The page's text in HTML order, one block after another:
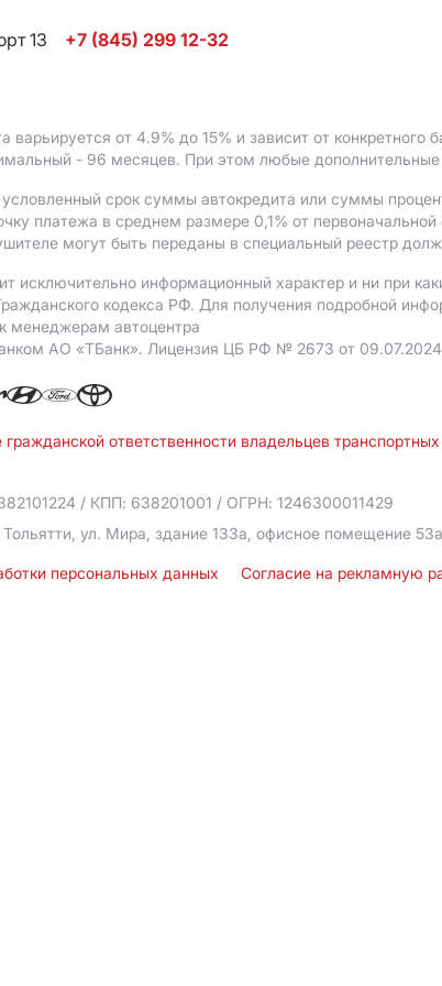
13
+7 (845) 299 12-32
варьируется от 4.9% до 15% и зависит от
- 96 месяцев. При этом любые
срок суммы автокредита или суммы
платежа в среднем размере 0,1% от
могут быть переданы в специальный реестр
исключительно информационный характер и ни при
кодекса РФ. Для получения подробной
менеджерам автоцентра
АO «ТБанк». Лицензия ЦБ РФ № 2673 от
гражданской ответственности владельцев
/ КПП: 638201001 / ОГРН: 1246300011429
ул. Мира, здание 133а, офисное помещение 53а
персональных данных Согласие на рекламную